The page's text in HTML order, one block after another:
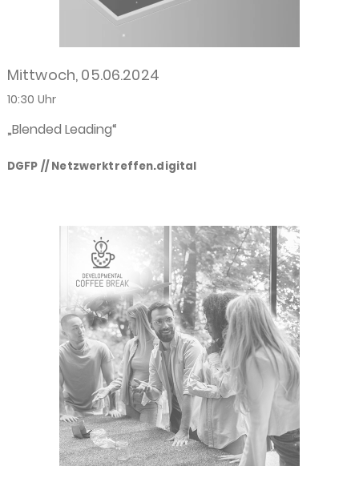
Mittwoch, 05.06.2024
10:30 Uhr
„Blended Leading“
DGFP // Netzwerktreffen.digital